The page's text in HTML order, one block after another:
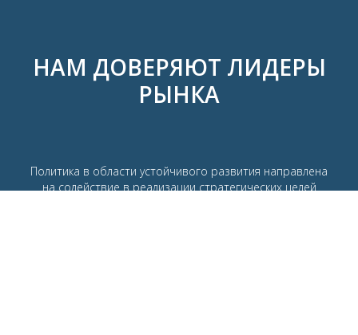
НАМ ДОВЕРЯЮТ ЛИДЕРЫ
РЫНКА
Политика в области устойчивого развития направлена
на содействие в реализации стратегических целей